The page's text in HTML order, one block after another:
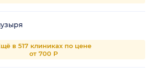
в 517 клиниках по цене
от 700 Р